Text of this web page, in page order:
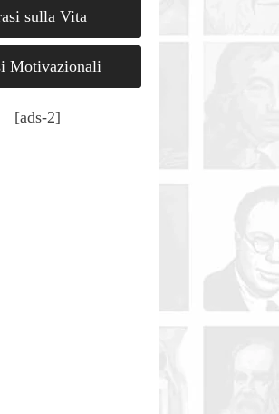
sulla Vita
Motivazionali
[ads-2]